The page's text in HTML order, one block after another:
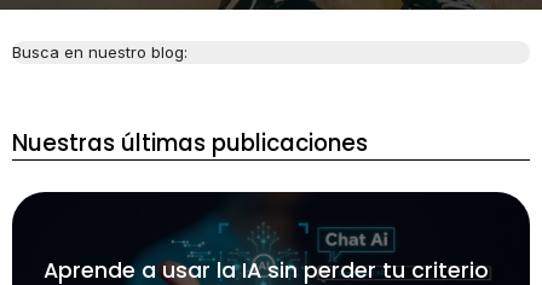
Busca en nuestro blog:
Nuestras últimas publicaciones
Aprende a usar la IA sin perder tu criterio